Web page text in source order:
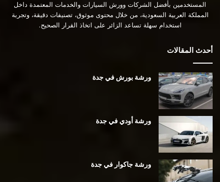
المستخدمين بأفضل الشركات وورش السيارات والخدمات المعتمدة داخل
المملكة العربية السعودية، من خلال محتوى موثوق، تصنيفات دقيقة، وتجربة
استخدام سهلة تساعد الزائر على اتخاذ القرار الصحيح.
أحدث المقالات
ورشة بورش في جدة
ورشة أودي في جدة
ورشة جاكوار في جدة